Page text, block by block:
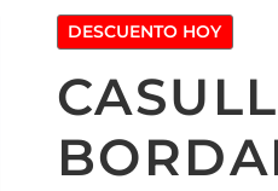
DESCUENTO HOY